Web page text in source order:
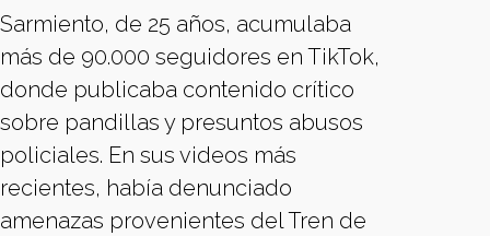
Sarmiento, de 25 años, acumulaba
más de 90.000 seguidores en TikTok,
donde publicaba contenido crítico
sobre pandillas y presuntos abusos
policiales. En sus videos más
recientes, había denunciado
amenazas provenientes del Tren de